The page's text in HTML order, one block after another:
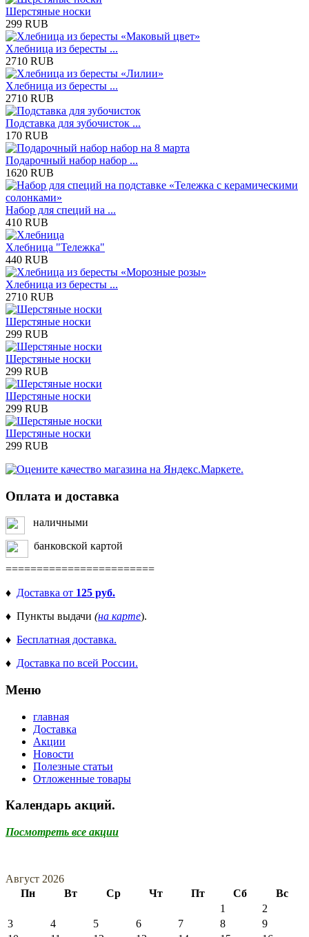
Шерстяные носки
299 RUB
Хлебница из бересты ...
2710 RUB
Хлебница из бересты ...
2710 RUB
Подставка для зубочисток ...
170 RUB
Подарочный набор набор ...
1620 RUB
Набор для специй на ...
410 RUB
Хлебница "Тележка"
440 RUB
Хлебница из бересты ...
2710 RUB
Шерстяные носки
299 RUB
Шерстяные носки
299 RUB
Шерстяные носки
299 RUB
Шерстяные носки
299 RUB
Оплата и доставка
наличными
банковской картой
========================
♦ Доставка от 125 руб.
♦ Пункты выдачи (на карте).
♦ Бесплатная доставка.
♦ Доставка по всей России.
Меню
главная
Доставка
Акции
Новости
Полезные статьи
Отложенные товары
Календарь акций.
Посмотреть все акции
Август 2026
Пн
Вт Ср Чт Пт Сб
Вс
1
2
3
4 5 6 7 8
9